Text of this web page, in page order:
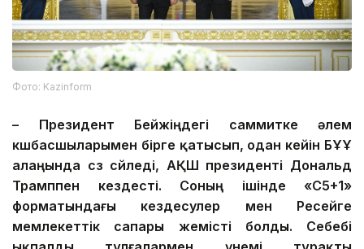
Фото: Kazinform
– Президент Бейжіңдегі саммитке әлем
көшбасшыларымен бірге қатысып, одан кейін БҰҰ
алаңында сөз сөйледі, АҚШ президенті Дональд
Трамппен кездесті. Соның ішінде «С5+1»
форматындағы кездесулер мен Ресейге
мемлекеттік сапары жемісті болды. Себебі